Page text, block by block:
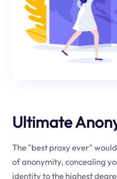
Ultimate
The "best proxy ever"
of anonymity, concealing
identity to the highest